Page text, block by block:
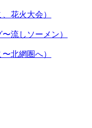
花火大会）
流しソーメン）
北網圏へ）